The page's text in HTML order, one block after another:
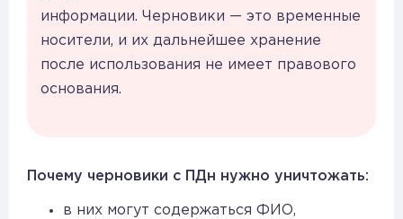
информации. Черновики — это временные
носители, и их дальнейшее хранение
после использования не имеет правового
основания.
Почему черновики с ПДн нужно уничтожать:
в них могут содержаться ФИО,